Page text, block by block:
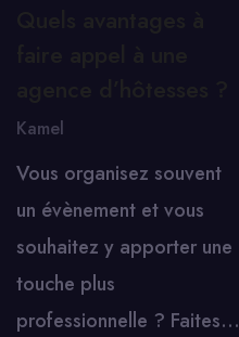
Kamel
Vous organisez souvent
un évènement et vous
souhaitez y apporter une
touche plus
professionnelle ? Faites…